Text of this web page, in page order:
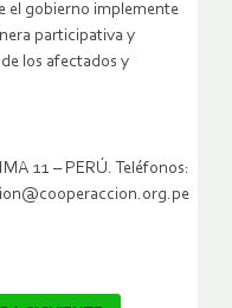
el gobierno implemente
participativa y
los afectados y
11 – PERÚ. Teléfonos: